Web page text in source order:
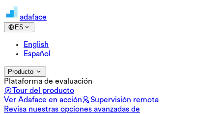
adaface
ES
English
Español
Producto
Plataforma de evaluación
Tour del producto
Ver Adaface en acción
Supervisión remota
Revisa nuestras opciones avanzadas de